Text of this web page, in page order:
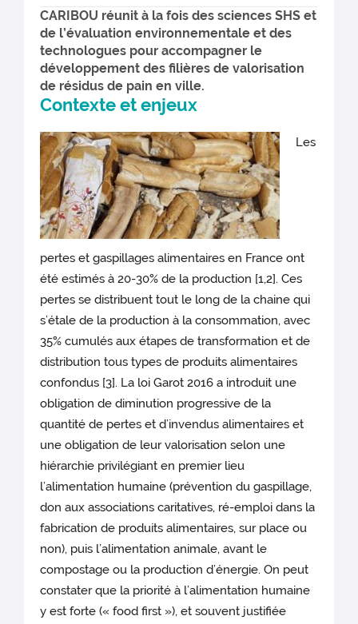
CARIBOU réunit à la fois des sciences SHS et
de l’évaluation environnementale et des
technologues pour accompagner le
développement des filières de valorisation
de résidus de pain en ville.
Contexte et enjeux
Les
pertes et gaspillages alimentaires en France ont
été estimés à 20-30% de la production [1,2]. Ces
pertes se distribuent tout le long de la chaine qui
s’étale de la production à la consommation, avec
35% cumulés aux étapes de transformation et de
distribution tous types de produits alimentaires
confondus [3]. La loi Garot 2016 a introduit une
obligation de diminution progressive de la
quantité de pertes et d’invendus alimentaires et
une obligation de leur valorisation selon une
hiérarchie privilégiant en premier lieu
l’alimentation humaine (prévention du gaspillage,
don aux associations caritatives, ré-emploi dans la
fabrication de produits alimentaires, sur place ou
non), puis l’alimentation animale, avant le
compostage ou la production d’énergie. On peut
constater que la priorité à l’alimentation humaine
y est forte (« food first »), et souvent justifiée